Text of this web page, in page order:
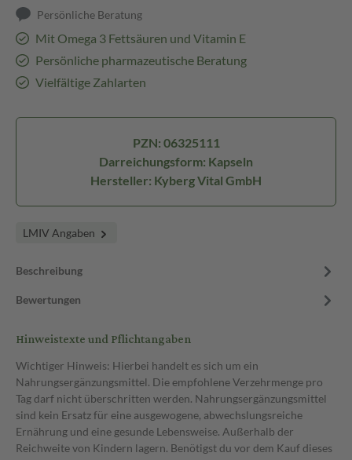
Persönliche Beratung
Mit Omega 3 Fettsäuren und Vitamin E
Persönliche pharmazeutische Beratung
Vielfältige Zahlarten
PZN: 06325111
Darreichungsform: Kapseln
Hersteller: Kyberg Vital GmbH
LMIV Angaben
Beschreibung
Bewertungen
Hinweistexte und Pflichtangaben
Wichtiger Hinweis: Hierbei handelt es sich um ein
Nahrungsergänzungsmittel. Die empfohlene Verzehrmenge pro
Tag darf nicht überschritten werden. Nahrungsergänzungsmittel
sind kein Ersatz für eine ausgewogene, abwechslungsreiche
Ernährung und eine gesunde Lebensweise. Außerhalb der
Reichweite von Kindern lagern. Benötigst du vor dem Kauf dieses